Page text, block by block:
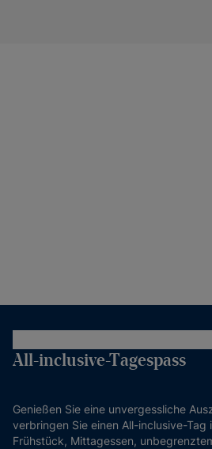
All-inclusive-Tagespass
Genießen Sie eine unvergessliche
verbringen Sie einen All-inclusive-Tag
Frühstück, Mittagessen,